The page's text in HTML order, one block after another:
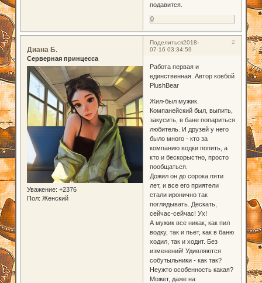
подавится.
0
Поделиться 2
2018-
07-16 03:34:59
Диана Б.
Серверная принцесса
Уважение: +2376
Пол: Женский
Работа первая и
единственная. Автор ковбой
PlushBear
Жил-был мужик.
Компанейский был, выпить,
закусить, в бане попариться
любитель. И друзей у него
было много - кто за
компанию водки попить, а
кто и бескорыстно, просто
пообщаться.
Дожил он до сорока пяти
лет, и все его приятели
стали иронично так
поглядывать. Дескать,
сейчас-сейчас! Ух!
А мужик все никак, как пил
водку, так и пьет, как в баню
ходил, так и ходит. Без
изменений! Удивляются
собутыльники - как так?
Неужто особенность какая?
Может, даже на